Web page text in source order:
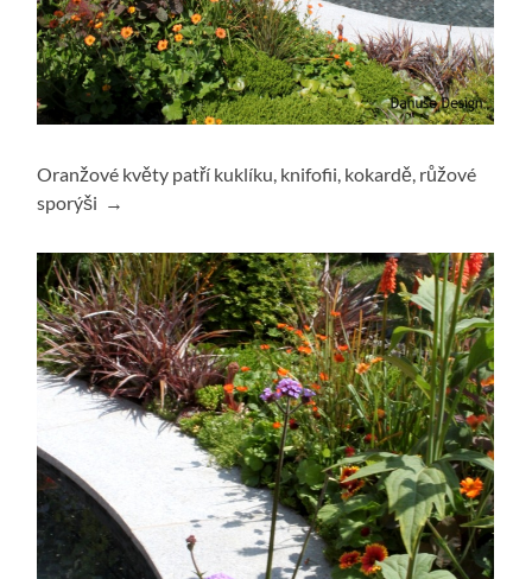
Oranžové květy patří kuklíku, knifofii, kokardě, růžové
sporýši →